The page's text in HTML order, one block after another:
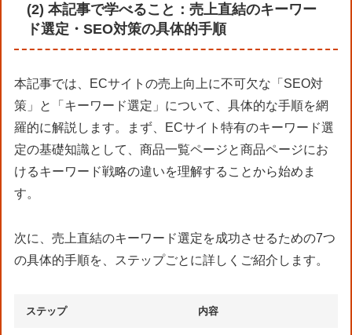
(2) 本記事で学べること：売上直結のキーワー
ド選定・SEO対策の具体的手順
本記事では、ECサイトの売上向上に不可欠な「SEO対
策」と「キーワード選定」について、具体的な手順を網
羅的に解説します。まず、ECサイト特有のキーワード選
定の基礎知識として、商品一覧ページと商品ページにお
けるキーワード戦略の違いを理解することから始めま
す。
次に、売上直結のキーワード選定を成功させるための7つ
の具体的手順を、ステップごとに詳しくご紹介します。
ステップ 内容